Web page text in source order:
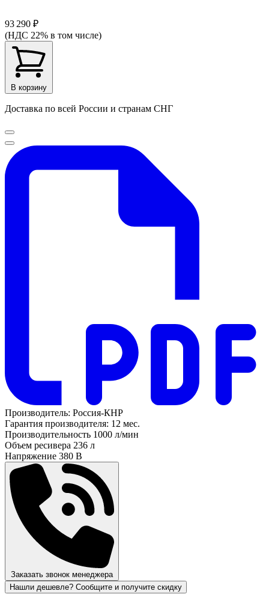
93 290 ₽
(НДС 22% в том числе)
В корзину
Доставка по всей России и странам СНГ
Производитель: Россия-КНР
Гарантия производителя: 12 мес.
Производительность 1000 л/мин
Объем ресивера 236 л
Напряжение 380 В
Заказать звонок менеджера
Нашли дешевле? Сообщите и получите скидку